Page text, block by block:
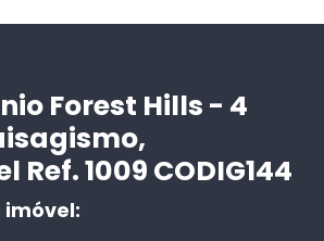
Forest Hills - 4
Ref. 1009 CODIG144
imóvel: